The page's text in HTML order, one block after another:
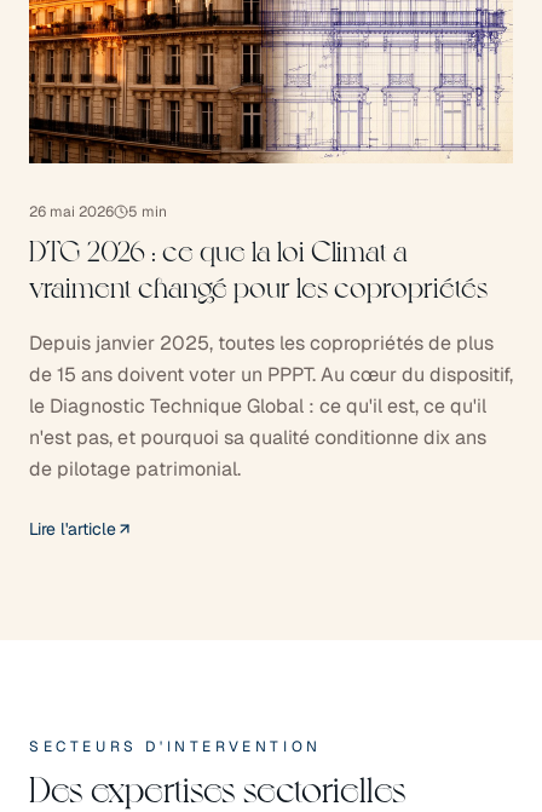
26 mai 2026 5 min
DTG 2026 : ce que la loi Climat a
vraiment changé pour les copropriétés
Depuis janvier 2025, toutes les copropriétés de plus
de 15 ans doivent voter un PPPT. Au cœur du dispositif,
le Diagnostic Technique Global : ce qu'il est, ce qu'il
n'est pas, et pourquoi sa qualité conditionne dix ans
de pilotage patrimonial.
Lire l'article
SECTEURS D'INTERVENTION
Des expertises sectorielles